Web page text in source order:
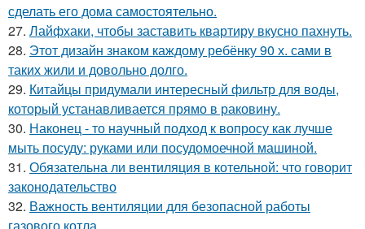
сделать его дома самостоятельно.
27. Лайфхаки, чтобы заставить квартиру вкусно пахнуть.
28. Этот дизайн знаком каждому ребёнку 90 х. сами в
таких жили и довольно долго.
29. Китайцы придумали интересный фильтр для воды,
который устанавливается прямо в раковину.
30. Наконец - то научный подход к вопросу как лучше
мыть посуду: руками или посудомоечной машиной.
31. Обязательна ли вентиляция в котельной: что говорит
законодательство
32. Важность вентиляции для безопасной работы